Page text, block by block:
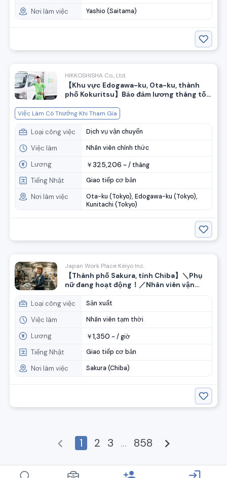
Nơi làm việc Yashio (Saitama)
HIKKOSHISHA Co., Ltd.
【Khu vực Edogawa-ku, Ota-ku, thành
phố Kokuritsu】Bảo đảm lương tháng tối
khi nhập công ty! Tuyển dụng nhân viên
hỗ trợ chuyển nhà.
Việc Làm Có Thưởng Khi Tham Gia
Loại công việc Dịch vụ vận chuyển
Việc làm Nhân viên chính thức
Lương ￥325,206 ~ / tháng
Tiếng Nhật Giao tiếp cơ bản
Nơi làm việc
Ota-ku (Tokyo), Edogawa-ku (Tokyo),
Kunitachi (Tokyo)
Japan Work Place Keiyo Inc.
【Thành phố Sakura, tỉnh Chiba】＼Phụ
nữ đang hoạt động！／Nhân viên vận
Loại công việc
Sản xuất
Việc làm Nhân viên tạm thời
Lương ￥1,350 ~ /giờ
Tiếng Nhật Giao tiếp cơ bản
Nơi làm việc Sakura (Chiba)
chevron_left 1 2 3 … 858 chevron_right
person_add login